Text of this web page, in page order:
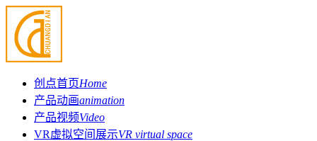
创点首页Home
产品动画animation
产品视频Video
VR虚拟空间展示VR virtual space